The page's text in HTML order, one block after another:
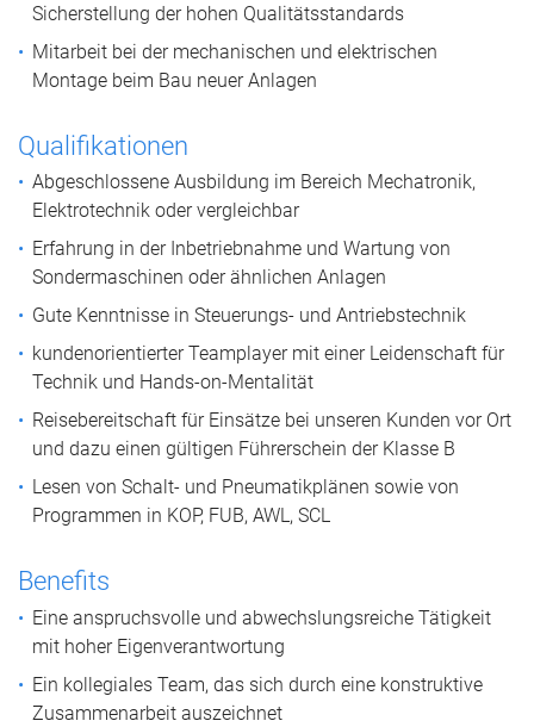
Sicherstellung der hohen Qualitätsstandards
Mitarbeit bei der mechanischen und elektrischen
Montage beim Bau neuer Anlagen
Qualifikationen
Abgeschlossene Ausbildung im Bereich Mechatronik,
Elektrotechnik oder vergleichbar
Erfahrung in der Inbetriebnahme und Wartung von
Sondermaschinen oder ähnlichen Anlagen
Gute Kenntnisse in Steuerungs- und Antriebstechnik
kundenorientierter Teamplayer mit einer Leidenschaft für
Technik und Hands-on-Mentalität
Reisebereitschaft für Einsätze bei unseren Kunden vor Ort
und dazu einen gültigen Führerschein der Klasse B
Lesen von Schalt- und Pneumatikplänen sowie von
Programmen in KOP, FUB, AWL, SCL
Benefits
Eine anspruchsvolle und abwechslungsreiche Tätigkeit
mit hoher Eigenverantwortung
Ein kollegiales Team, das sich durch eine konstruktive
Zusammenarbeit auszeichnet